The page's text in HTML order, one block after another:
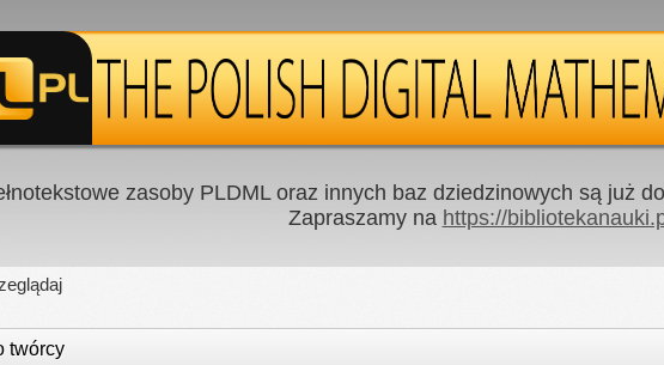
zasoby PLDML oraz innych baz dziedzinowych są już
Zapraszamy na https://
twórcy